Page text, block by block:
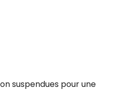
suspendues pour une